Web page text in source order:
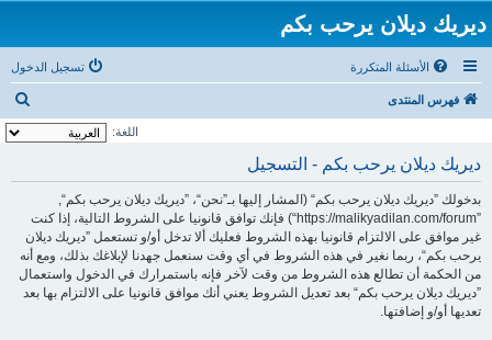
ديريك ديلان يرحب بكم
الأسئلة المتكررة تسجيل الدخول
فهرس المنتدى
ح
اللغة:
ديريك ديلان يرحب بكم - التسجيل
بدخولك ”ديريك ديلان يرحب بكم“ (المشار إليها بـ”نحن“، ”ديريك ديلان يرحب بكم“,
”https://malikyadilan.com/forum“) فإنك توافق قانونيا على الشروط التالية، إذا كنت
غير موافق على الالتزام قانونيا بهذه الشروط فعليك ألا تدخل أو/و تستعمل ”ديريك ديلان
يرحب بكم“، ربما نغير في هذه الشروط في أي وقت سنعمل جهدنا لإبلاغك بذلك، ومع أنه
من الحكمة أن تطالع هذه الشروط من وقت لآخر فإنه باستمرارك في الدخول واستعمال
”ديريك ديلان يرحب بكم“ بعد تعديل الشروط يعني أنك موافق قانونيا على الالتزام بها بعد
تعديها أو/و إضافتها.